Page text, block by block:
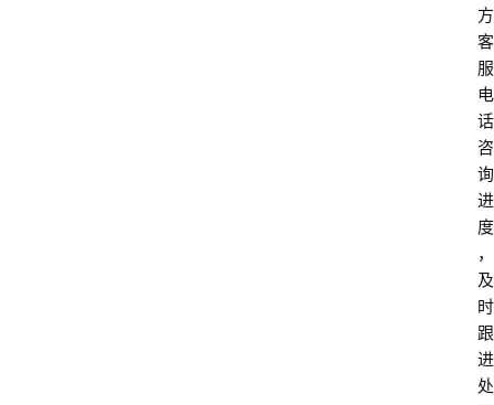
方
客
服
电
话
咨
询
进
度
，
及
时
跟
进
处